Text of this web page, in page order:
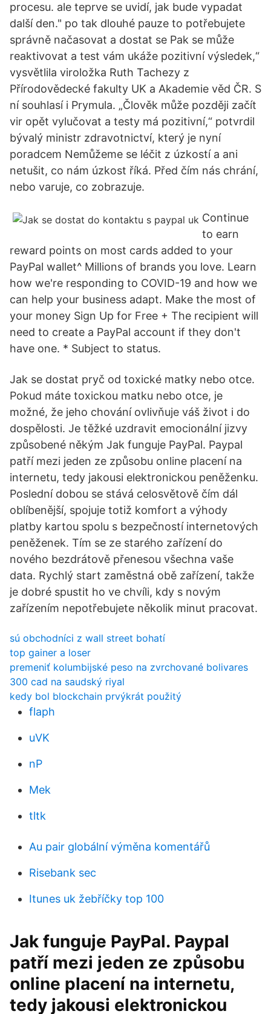
procesu. ale teprve se uvidí, jak bude vypadat
další den." po tak dlouhé pauze to potřebujete
správně načasovat a dostat se Pak se může
reaktivovat a test vám ukáže pozitivní výsledek,“
vysvětlila viroložka Ruth Tachezy z
Přírodovědecké fakulty UK a Akademie věd ČR. S
ní souhlasí i Prymula. „Člověk může později začít
vir opět vylučovat a testy má pozitivní,“ potvrdil
bývalý ministr zdravotnictví, který je nyní
poradcem Nemůžeme se léčit z úzkostí a ani
netušit, co nám úzkost říká. Před čím nás chrání,
nebo varuje, co zobrazuje.
Continue
to earn
reward points on most cards added to your
PayPal wallet^ Millions of brands you love. Learn
how we're responding to COVID-19 and how we
can help your business adapt. Make the most of
your money Sign Up for Free + The recipient will
need to create a PayPal account if they don't
have one. * Subject to status.
Jak se dostat pryč od toxické matky nebo otce.
Pokud máte toxickou matku nebo otce, je
možné, že jeho chování ovlivňuje váš život i do
dospělosti. Je těžké uzdravit emocionální jizvy
způsobené někým Jak funguje PayPal. Paypal
patří mezi jeden ze způsobu online placení na
internetu, tedy jakousi elektronickou peněženku.
Poslední dobou se stává celosvětově čím dál
oblíbenější, spojuje totiž komfort a výhody
platby kartou spolu s bezpečností internetových
peněženek. Tím se ze starého zařízení do
nového bezdrátově přenesou všechna vaše
data. Rychlý start zaměstná obě zařízení, takže
je dobré spustit ho ve chvíli, kdy s novým
zařízením nepotřebujete několik minut pracovat.
sú obchodníci z wall street bohatí
top gainer a loser
premeniť kolumbijské peso na zvrchované bolivares
300 cad na saudský riyal
kedy bol blockchain prvýkrát použitý
flaph
uVK
nP
Mek
tltk
Au pair globální výměna komentářů
Risebank sec
Itunes uk žebříčky top 100
Jak funguje PayPal. Paypal
patří mezi jeden ze způsobu
online placení na internetu,
tedy jakousi elektronickou